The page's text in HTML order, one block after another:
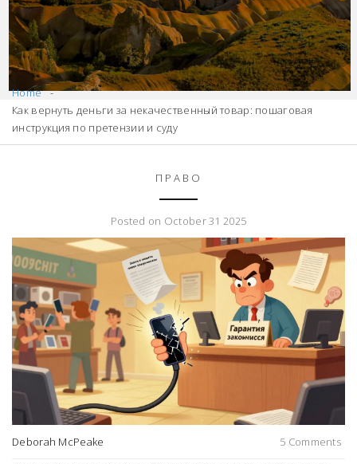
Home
Как вернуть деньги за некачественный товар: пошаговая
инструкция по претензии и суду
ПРАВО
Posted on October 31 2025
Deborah McPeake
5 Comments